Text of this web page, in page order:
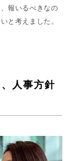
報いるべきなの
と考えました。
人事方針